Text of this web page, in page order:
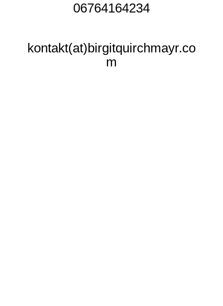
06764164234
kontakt(at)birgitquirchmayr.co
m